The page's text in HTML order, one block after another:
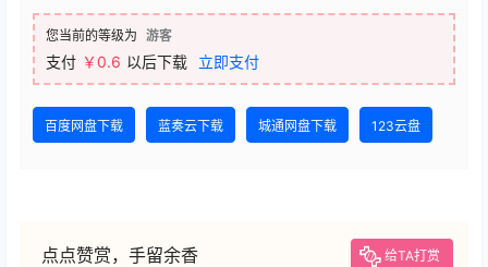
您当前的等级为 游客
支付 ￥0.6 以后下载 立即支付
百度网盘下载 蓝奏云下载 城通网盘下载 123云盘
点点赞赏，手留余香 给TA打赏